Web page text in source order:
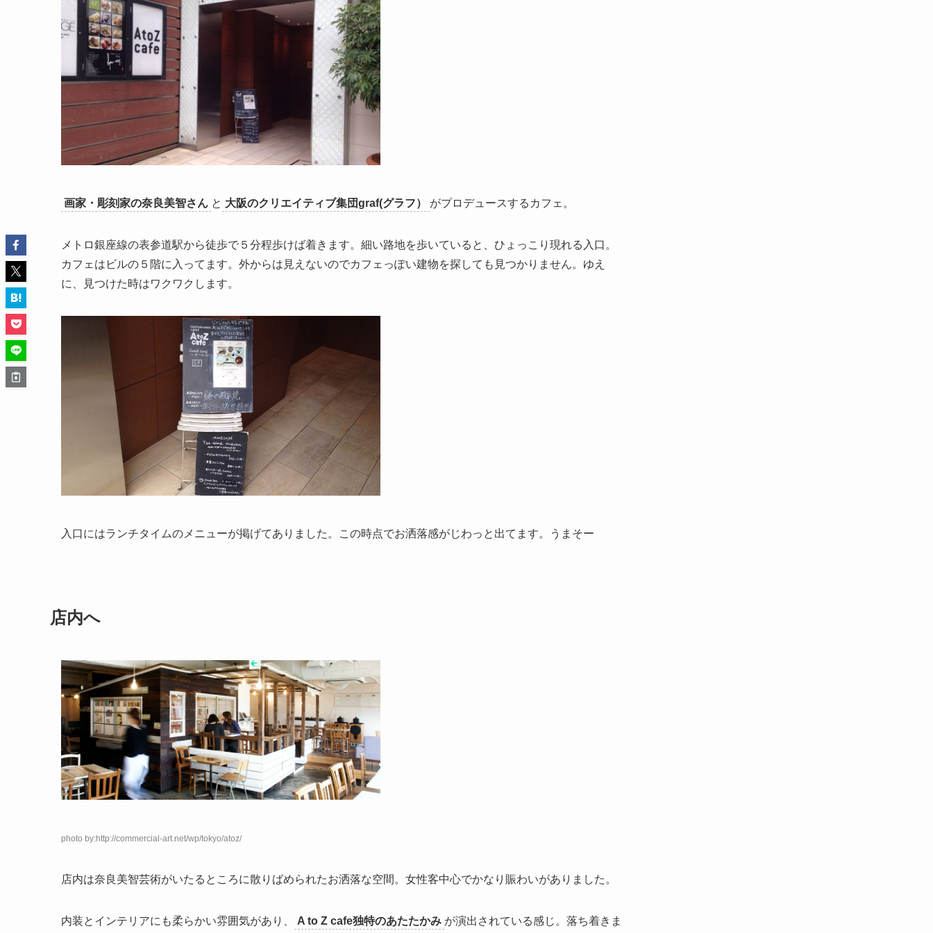
画家・彫刻家の奈良美智さん と 大阪のクリエイティブ集団graf(グラフ） がプロデュースするカフェ。
メトロ銀座線の表参道駅から徒歩で５分程歩けば着きます。細い路地を歩いていると、ひょっこり現れる入口。
カフェはビルの５階に入ってます。外からは見えないのでカフェっぽい建物を探しても見つかりません。ゆえ
に、見つけた時はワクワクします。
入口にはランチタイムのメニューが掲げてありました。この時点でお洒落感がじわっと出てます。うまそー
店内へ
photo by:http://commercial-art.net/wp/tokyo/atoz/
店内は奈良美智芸術がいたるところに散りばめられたお洒落な空間。女性客中心でかなり賑わいがありました。
内装とインテリアにも柔らかい雰囲気があり、 A to Z cafe独特のあたたかみ が演出されている感じ。落ち着きま